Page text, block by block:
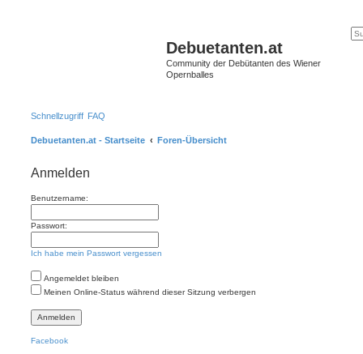
Debuetanten.at
Community der Debütanten des Wiener
Opernballes
Schnellzugriff FAQ
Debuetanten.at - Startseite Foren-Übersicht
Anmelden
Benutzername:
Passwort:
Ich habe mein Passwort vergessen
Angemeldet bleiben
Meinen Online-Status während dieser Sitzung verbergen
Facebook